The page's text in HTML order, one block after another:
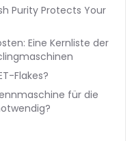
Purity Protects Your
Eine Kernliste der
Flakes?
für die